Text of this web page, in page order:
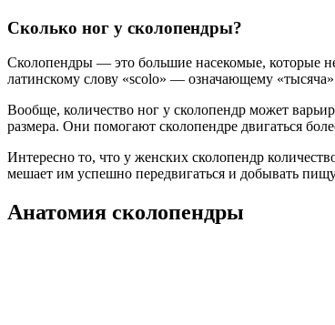
Сколько ног у сколопендры?
Сколопендры — это большие насекомые, которые
латинскому слову «scolo» — означающему
Вообще, количество ног у сколопендр может
размера. Они помогают сколопендре двигаться
Интересно то, что у женских сколопендр
мешает им успешно передвигаться и добывать
Анатомия сколопендры